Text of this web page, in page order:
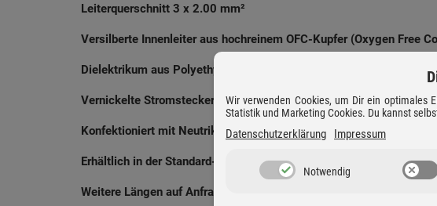
Leiterquerschnitt 3 x 2.00 mm²
Versilberte Innenleiter aus hochreinem OFC-Kupfer (Oxygen Free
Dielektrikum aus Polyethylene (PE)
Vernickelte Stromstecker aus massivem Kupfe
Konfektioniert mit Neutrik powerCON und IEC C13-Buchse
Erhältlich in der Standard-Länge 0.50 m
Weitere Längen auf Anfrage
Wir verwenden Cookies, um Dir ein optimales
Statistik und Marketing Cookies. Du kannst
Datenschutzerklärung Impressum
Notwendig